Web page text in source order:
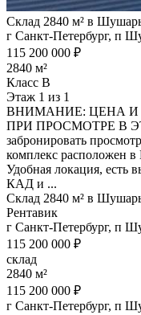
Склад 2840 м² в
г Санкт-Петербург, п
115 200 000 ₽
2840 м²
Класс B
Этаж 1 из 1
ВНИМАНИЕ: ЦЕНА И
ПРИ ПРОСМОТРЕ В
забронировать
комплекс расположен
Удобная локация, есть
КАД и ...
Склад 2840 м² в
Рентавик
г Санкт-Петербург, п
115 200 000 ₽
склад
2840 м²
115 200 000 ₽
г Санкт-Петербург, п